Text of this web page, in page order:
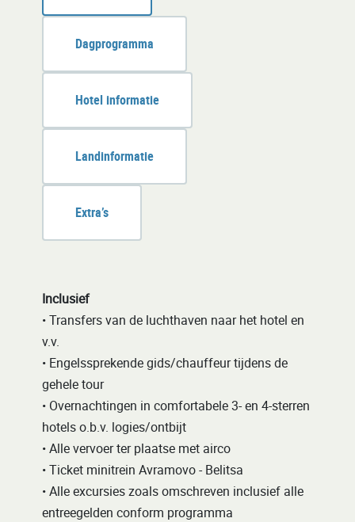
Dagprogramma
Hotel informatie
Landinformatie
Extra’s
Inclusief
• Transfers van de luchthaven naar het hotel en
v.v.
• Engelssprekende gids/chauffeur tijdens de
gehele tour
• Overnachtingen in comfortabele 3- en 4-sterren
hotels o.b.v. logies/ontbijt
• Alle vervoer ter plaatse met airco
• Ticket minitrein Avramovo - Belitsa
• Alle excursies zoals omschreven inclusief alle
entreegelden conform programma